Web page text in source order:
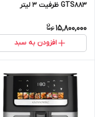
GTS883 ظرفیت ۳ لیتر
15,800,000
افزودن به سبد